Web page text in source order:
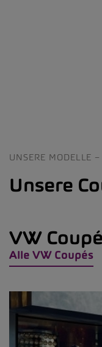
UNSERE MODELLE
Unsere
VW
Alle VW Coupés